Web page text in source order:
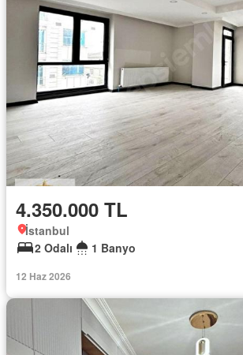
4.350.000 TL
İstanbul
2 Odalı
1 Banyo
12 Haz 2026